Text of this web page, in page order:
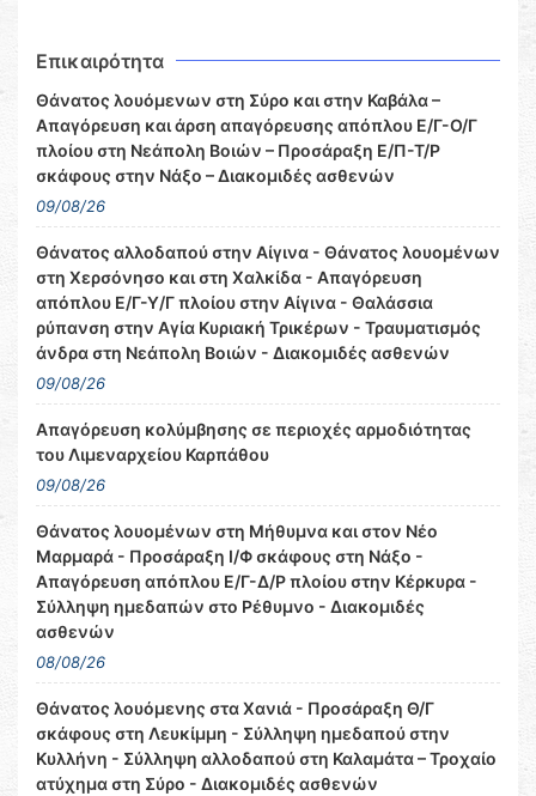
Επικαιρότητα
Θάνατος λουόμενων στη Σύρο και στην Καβάλα –
Απαγόρευση και άρση απαγόρευσης απόπλου Ε/Γ-Ο/Γ
πλοίου στη Νεάπολη Βοιών – Προσάραξη Ε/Π-Τ/Ρ
σκάφους στην Νάξο – Διακομιδές ασθενών
09/08/26
Θάνατος αλλοδαπού στην Αίγινα - Θάνατος λουομένων
στη Χερσόνησο και στη Χαλκίδα - Απαγόρευση
απόπλου Ε/Γ-Υ/Γ πλοίου στην Αίγινα - Θαλάσσια
ρύπανση στην Αγία Κυριακή Τρικέρων - Τραυματισμός
άνδρα στη Νεάπολη Βοιών - Διακομιδές ασθενών
09/08/26
Απαγόρευση κολύμβησης σε περιοχές αρμοδιότητας
του Λιμεναρχείου Καρπάθου
09/08/26
Θάνατος λουομένων στη Μήθυμνα και στον Νέο
Μαρμαρά - Προσάραξη Ι/Φ σκάφους στη Νάξο -
Απαγόρευση απόπλου Ε/Γ-Δ/Ρ πλοίου στην Κέρκυρα -
Σύλληψη ημεδαπών στο Ρέθυμνο - Διακομιδές
ασθενών
08/08/26
Θάνατος λουόμενης στα Χανιά - Προσάραξη Θ/Γ
σκάφους στη Λευκίμμη - Σύλληψη ημεδαπού στην
Κυλλήνη - Σύλληψη αλλοδαπού στη Καλαμάτα – Τροχαίο
ατύχημα στη Σύρο - Διακομιδές ασθενών